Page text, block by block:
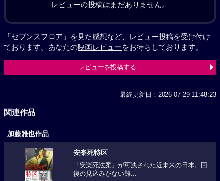
レビューの投稿はまだありません。
「セブンスフロア」を見た感想など、レビュー投稿を受け付け
ております。あなたの映画レビューをお待ちしております。
レビューを投稿する
最終更新日：2026-07-29 11:48:23
関連作品
加藤雅也作品
安楽死特区
「安楽死法案」が可決された近未来の日本。回
復の見込みがない難...